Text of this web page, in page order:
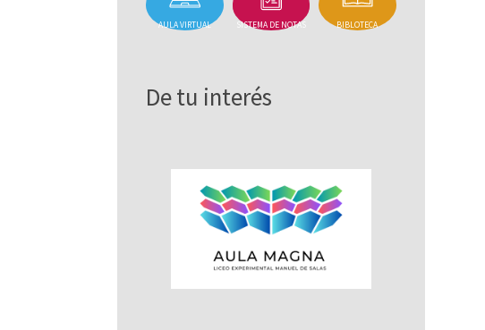
AULA VIRTUAL SISTEMA DE NOTAS BIBLOTECA
De tu interés